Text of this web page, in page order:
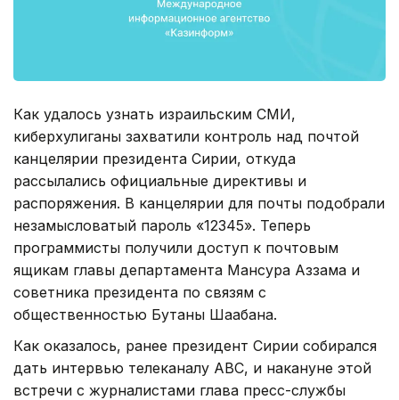
Как удалось узнать израильским СМИ,
киберхулиганы захватили контроль над почтой
канцелярии президента Сирии, откуда
рассылались официальные директивы и
распоряжения. В канцелярии для почты подобрали
незамысловатый пароль «12345». Теперь
программисты получили доступ к почтовым
ящикам главы департамента Мансура Аззама и
советника президента по связям с
общественностью Бутаны Шаабана.
Как оказалось, ранее президент Сирии собирался
дать интервью телеканалу АВС, и накануне этой
встречи с журналистами глава пресс-службы